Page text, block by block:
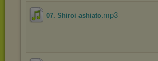
07. Shiroi ashiato.mp3